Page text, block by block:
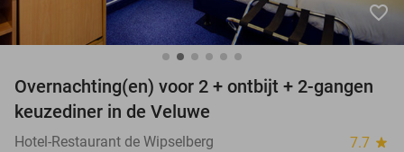
favorite_border
Overnachting(en) voor 2 + ontbijt + 2-gangen
keuzediner in de Veluwe
Hotel-Restaurant de Wipselberg 7.7 star